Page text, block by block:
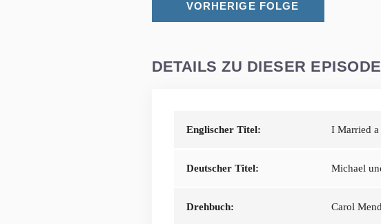
VORHERIGE FOLGE
DETAILS ZU DIESER EPISODE
Englischer Titel: I Married
Deutscher Titel: Michael
Drehbuch: Carol